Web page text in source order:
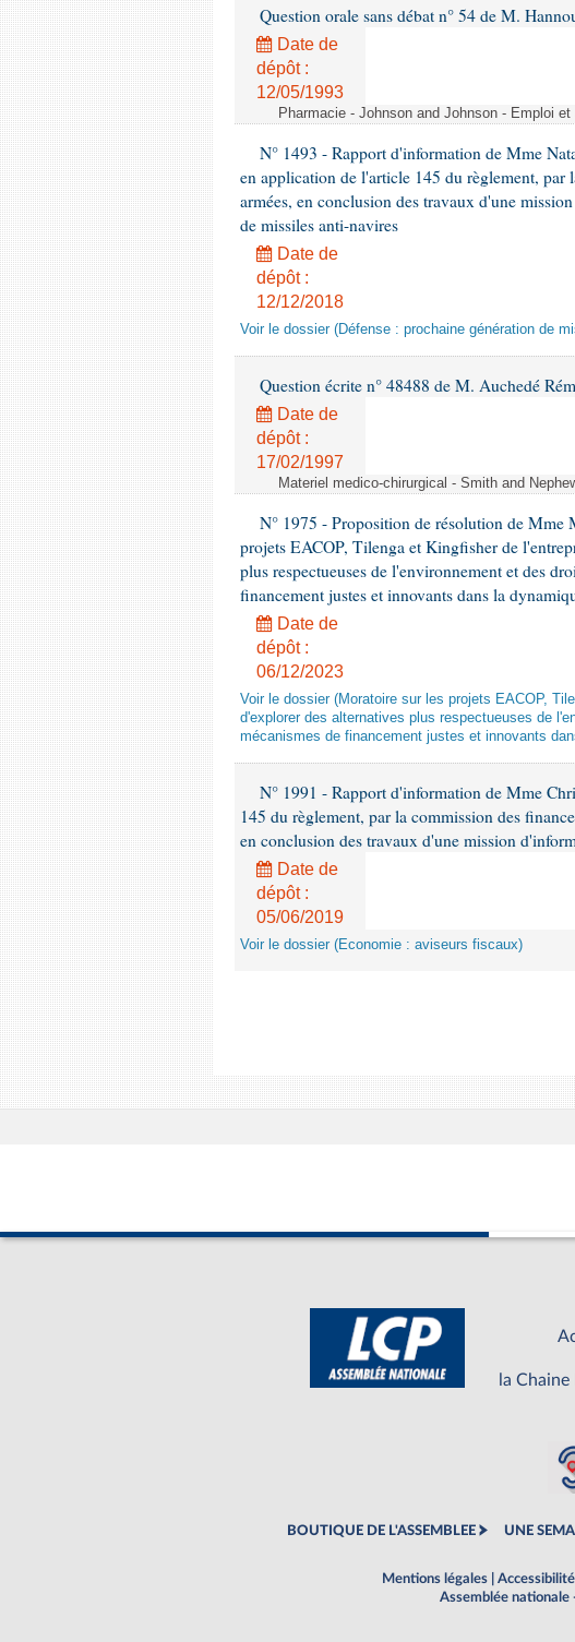
Question orale sans débat n° 54 de M.
Date de
dépôt :
12/05/1993
Pharmacie - Johnson and Johnson - Emploi
N° 1493 - Rapport d'information de Mme
en application de l'article 145 du règlement, par
armées, en conclusion des travaux d'une
de missiles anti-navires
Date de
dépôt :
12/12/2018
Voir le dossier (Défense : prochaine génération de
Question écrite n° 48488 de M. Auchedé
Date de
dépôt :
17/02/1997
Materiel medico-chirurgical - Smith and
N° 1975 - Proposition de résolution de Mme
projets EACOP, Tilenga et Kingfisher de
plus respectueuses de l'environnement et des
financement justes et innovants dans la
Date de
dépôt :
06/12/2023
Voir le dossier (Moratoire sur les projets EACOP,
d'explorer des alternatives plus respectueuses de
mécanismes de financement justes et innovants
N° 1991 - Rapport d'information de Mme
145 du règlement, par la commission des
en conclusion des travaux d'une mission
Date de
dépôt :
05/06/2019
Voir le dossier (Economie : aviseurs fiscaux)
la
BOUTIQUE DE L'ASSEMBLEE UNE
Mentions légales
Assemblée